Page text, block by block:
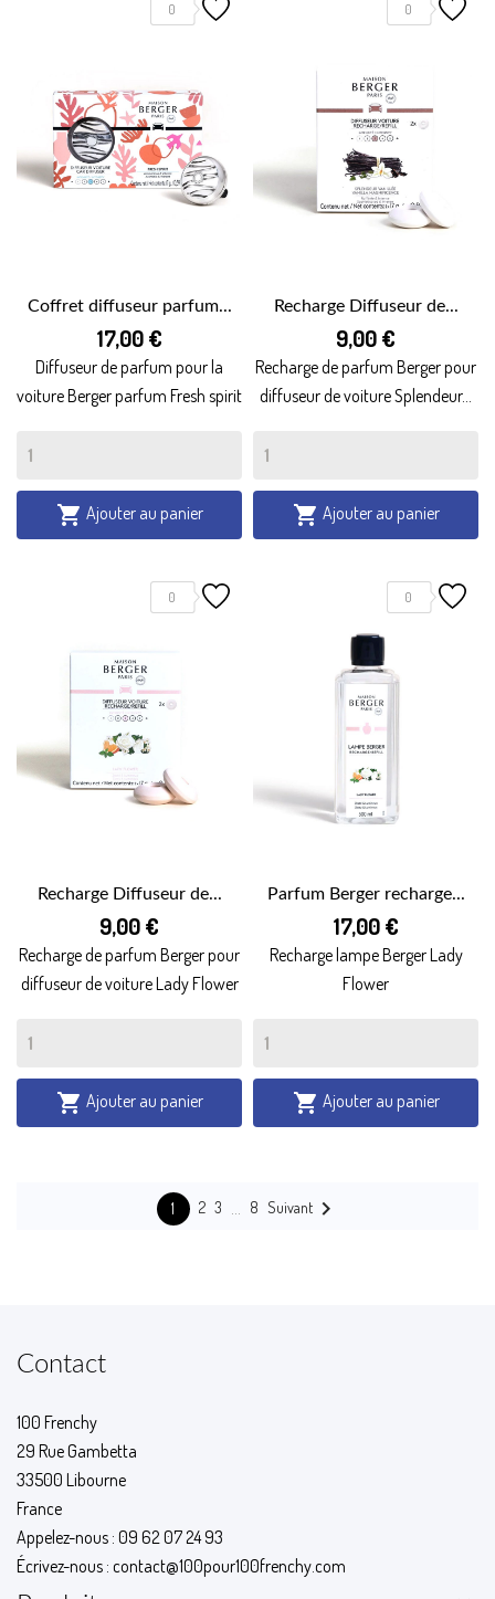
0
Coffret diffuseur parfum...
17,00 €
Diffuseur de parfum pour la
voiture Berger parfum Fresh spirit
 Ajouter au panier
0
Recharge Diffuseur de...
9,00 €
Recharge de parfum Berger pour
diffuseur de voiture Splendeur...
 Ajouter au panier
0
Recharge Diffuseur de...
9,00 €
Recharge de parfum Berger pour
diffuseur de voiture Lady Flower
 Ajouter au panier
0
Parfum Berger recharge...
17,00 €
Recharge lampe Berger Lady
Flower
 Ajouter au panier
1 2 3 8 Suivant
Contact
100 Frenchy
29 Rue Gambetta
33500 Libourne
France
Appelez-nous : 09 62 07 24 93
Écrivez-nous : contact@100pour100frenchy.com